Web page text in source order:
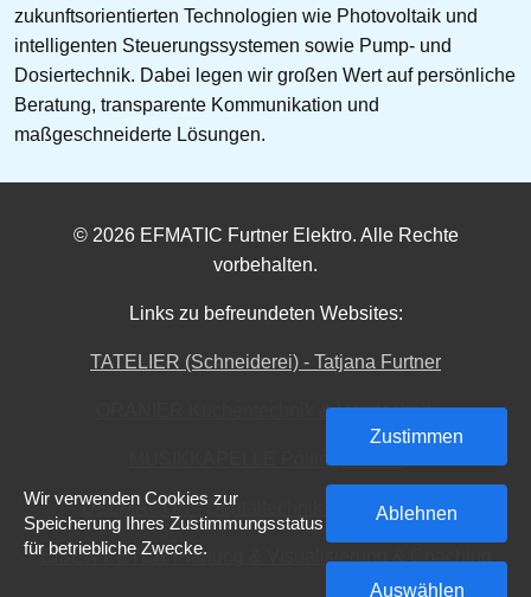
zukunftsorientierten Technologien wie Photovoltaik und
intelligenten Steuerungssystemen sowie Pump- und
Dosiertechnik. Dabei legen wir großen Wert auf persönliche
Beratung, transparente Kommunikation und
maßgeschneiderte Lösungen.
© 2026 EFMATIC Furtner Elektro. Alle Rechte
vorbehalten.
Links zu befreundeten Websites:
TATELIER (Schneiderei) - Tatjana Furtner
ORANIER Küchentechnik & Heiztechnik
MUSIKKAPELLE Polling in Tirol
DELMACON - Dentaltechnik & Haustechnik
EISEN PETER Planung & Visualisierung & Coaching
Wir verwenden Cookies zur
Speicherung Ihres Zustimmungsstatus
für betriebliche Zwecke.
Zustimmen
Ablehnen
Auswählen